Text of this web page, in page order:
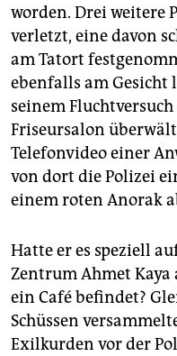
genossenschaft
epaper login
worden. Drei weitere
verletzt, eine davon
am Tatort
ebenfalls am Gesicht
seinem
Friseursalon
Telefonvideo einer
von dort die Polizei
einem roten Anorak
Hatte er es speziell
Zentrum Ahmet Kaya
ein Café befindet?
Schüssen
Exilkurden vor der